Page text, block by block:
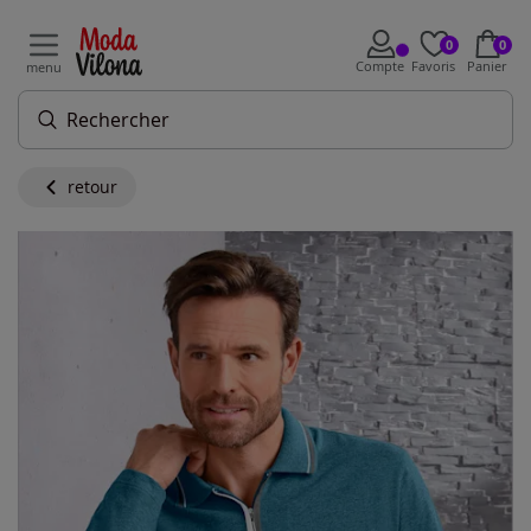
menu Compte
0
Favoris
0
Panier
retour